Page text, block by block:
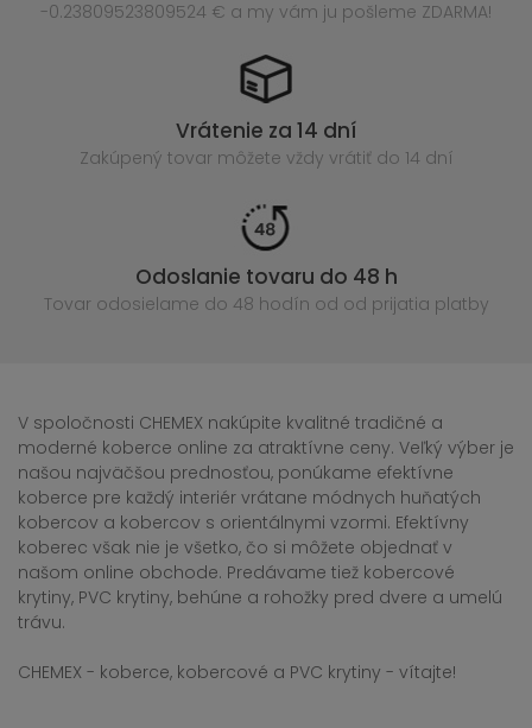
-0.23809523809524 € a my vám ju pošleme ZDARMA!
Vrátenie za 14 dní
Zakúpený tovar môžete vždy vrátiť do 14 dní
Odoslanie tovaru do 48 h
Tovar odosielame do 48 hodín od od prijatia platby
V spoločnosti CHEMEX nakúpite kvalitné tradičné a
moderné koberce online za atraktívne ceny. Veľký výber je
našou najväčšou prednosťou, ponúkame efektívne
koberce pre každý interiér vrátane módnych huňatých
kobercov a kobercov s orientálnymi vzormi. Efektívny
koberec však nie je všetko, čo si môžete objednať v
našom online obchode. Predávame tiež kobercové
krytiny, PVC krytiny, behúne a rohožky pred dvere a umelú
trávu.
CHEMEX - koberce, kobercové a PVC krytiny - vítajte!